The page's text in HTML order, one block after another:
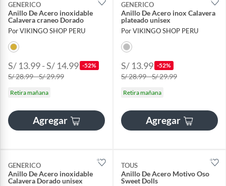
GENERICO
Anillo De Acero inoxidable
Calavera craneo Dorado
Por VIKINGO SHOP PERU
S/ 13.99 - S/ 14.99 -52%
S/ 28.99 - S/ 29.99
Retira mañana
Agregar
GENERICO
Anillo De Acero inox Calavera
plateado unisex
Por VIKINGO SHOP PERU
S/ 13.99 -52%
S/ 28.99 - S/ 29.99
Retira mañana
Agregar
GENERICO
Anillo De Acero inoxidable
Calavera Dorado unisex
TOUS
Anillo De Acero Motivo Oso
Sweet Dolls